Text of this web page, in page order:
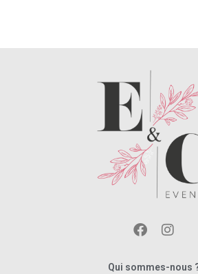
Qui sommes-nous